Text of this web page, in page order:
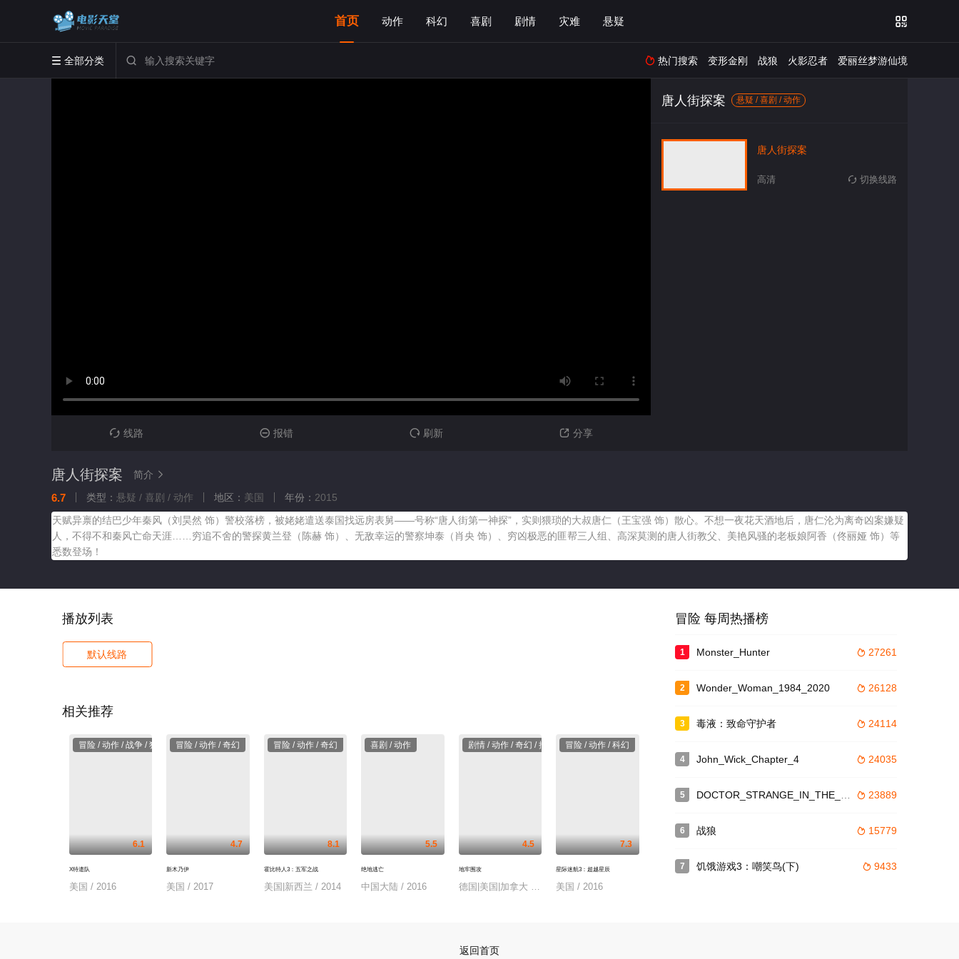
首页 动作 科幻 喜剧 剧情 灾难 悬疑 
 全部分类   热门搜索 变形金刚 战狼 火影忍者 爱丽丝梦游仙境
 线路  报错  刷新  分享
唐人街探案 悬疑 / 喜剧 / 动作
唐人街探案
高清  切换线路
唐人街探案 简介 
6.7 类型： 悬疑 / 喜剧 / 动作 地区： 美国 年份： 2015
天赋异禀的结巴少年秦风（刘昊然 饰）警校落榜，被姥姥遣送泰国找远房表舅——号称“唐人街第一神探”，实则猥琐的大叔唐仁（王宝强 饰）散心。不想一夜花天酒地后，唐仁沦为离奇凶案嫌疑
人，不得不和秦风亡命天涯……穷追不舍的警探黄兰登（陈赫 饰）、无敌幸运的警察坤泰（肖央 饰）、穷凶极恶的匪帮三人组、高深莫测的唐人街教父、美艳风骚的老板娘阿香（佟丽娅 饰）等
悉数登场！
播放列表
默认线路
相关推荐
冒险 / 动作 / 战争 / 犯罪
6.1
X特遣队
美国 / 2016
冒险 / 动作 / 奇幻
4.7
新木乃伊
美国 / 2017
冒险 / 动作 / 奇幻
8.1
霍比特人3：五军之战
美国|新西兰 / 2014
喜剧 / 动作
5.5
绝地逃亡
中国大陆 / 2016
剧情 / 动作 / 奇幻 / 推荐
4.5
地牢围攻
德国|美国|加拿大 / 2001
冒险 / 动作 / 科幻
7.3
星际迷航3：超越星辰
美国 / 2016
冒险 每周热播榜
1  27261
Monster_Hunter
2  26128
Wonder_Woman_1984_2020
3  24114
毒液：致命守护者
4  24035
John_Wick_Chapter_4
5  23889
DOCTOR_STRANGE_IN_THE_MULTIVERSE_OF_MADNESS
6  15779
战狼
7  9433
饥饿游戏3：嘲笑鸟(下)
返回首页